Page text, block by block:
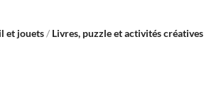
et jouets/ Livres, puzzle et activités créatives